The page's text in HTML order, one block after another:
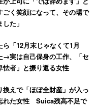
基準法にも定められて
、その職場の体質が問
人が、こんな心情を明
く笑顔になって、その場で
た」
「12月末じゃなくて1月
→実は自己保身の工作、「セ
怯者」と振り返る女性
えで「ほぼ全財産」が入っ
れた女性 Suica残高不足で